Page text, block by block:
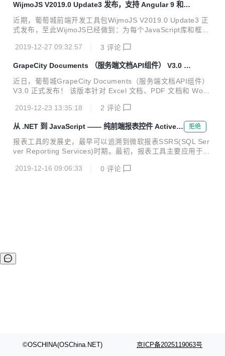
T、.NET Core、WPF 等平台下的中国式复杂报表设计，还满
足了HTML5、移动跨平台的报表开发需求，作为专业的报表
工具为全球超过 300,000 名开发者提供全面的报表解决方
案。 以下是小编整理出的新特性亮点，用好这些功能，一定可
以为您的报表设...
WijmoJS V2019.0 Update3 发布，支持 Angular 9 和 Iv
y 编译器
近期，葡萄城前端开发工具包WijmoJS V2019.0 Update3 正
式发布，至此WijmoJS已经做到：为每个JavaScript库和框架
为一款基于 HTML5 的前端开发工具包，WijmoJS 由 80 多种
表格（Grid）、图表（Chart）、数据分析（Olap）、导航
（Navigation）和金融图表等，完美兼容原生 JavaScript，以
及 Angular、React、Vue、TypeScript、Knockout 和 Ionic
2019-12-27 09:32:57 3 评论
GrapeCity Documents （服务端文档API组件） V3.0 发
布
近日，葡萄城GrapeCity Documents（服务端文档API组件）
V3.0 正式发布！ 该版本针对 Excel 文档、PDF 文档和 Word
持 Excel 2016 的图表、可将 HTML 内容直接转换为 PDF 格
式、新增对合并/拆分 Word 文档，以及 Word 文档保护的支
持等多项功能。 作为一款快速且高效的文档 API，GrapeCity
Documents可在 Windows、Mac、Linux 上完美运行，同时
适用于 .NET Standard 2.0 和 Java 平台，不依赖 Microsoft
2019-12-23 13:35:18 2 评论
从 .NET 到 JavaScript —— 纯前端报表控件 ActiveR
eportsJS焕新登场
拒绝
报表工具的发展史，最早可以追溯到微软报表SSRS(SQL Ser
ver Reporting Services)时期。最初，报表工具主要应用于报
统功能和结构的日趋复杂化，对报表工具“交互式、自助式、
2019-12-16 09:06:33 0 评论
©OSCHINA(OSChina.NET) 京ICP备2025119063号